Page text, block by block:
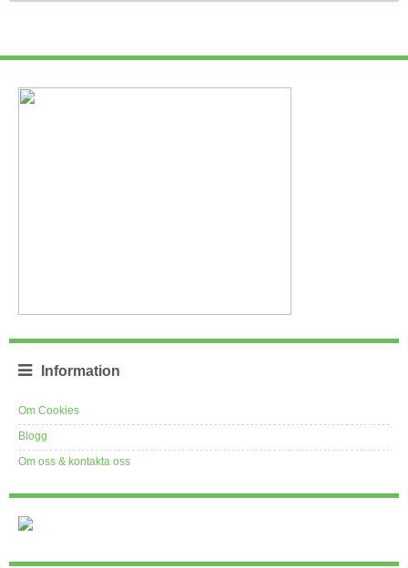
Information
Om Cookies
Blogg
Om oss & kontakta oss